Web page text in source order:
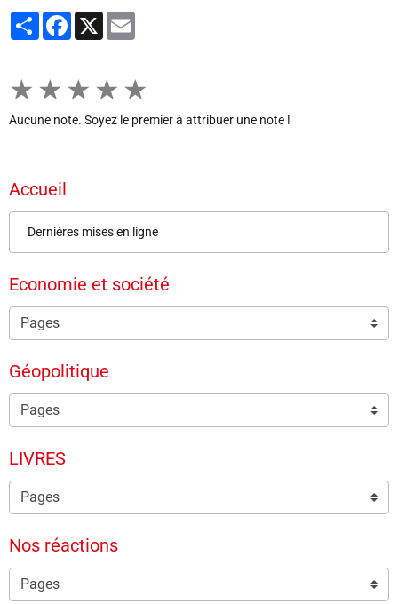
PartagerFacebook
X
★ ★ ★ ★ ★
Aucune note. Soyez le premier à attribuer une note !
Accueil
Dernières mises en ligne
Economie et société
Géopolitique
LIVRES
Nos réactions